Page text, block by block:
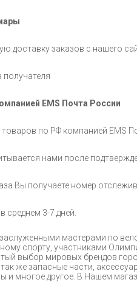
доставку заказов с нашего
получателя
EMS Почта России
по РФ компанией EMS
нами после
Вы получаете номер
среднем 3-7 дней.
мастерами по
спорту, участниками
выбор мировых брендов
же запасные части,
и многое другое. В Нашем